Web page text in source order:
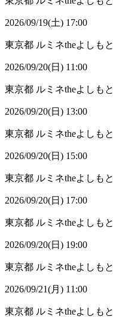
2026/09/19(土) 17:00
東京都 ルミネtheよしもと
2026/09/20(日) 11:00
東京都 ルミネtheよしもと
2026/09/20(日) 13:00
東京都 ルミネtheよしもと
2026/09/20(日) 15:00
東京都 ルミネtheよしもと
2026/09/20(日) 17:00
東京都 ルミネtheよしもと
2026/09/20(日) 19:00
東京都 ルミネtheよしもと
2026/09/21(月) 11:00
東京都 ルミネtheよしもと